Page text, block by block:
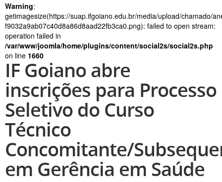
Warning:
getimagesize(https://suap.ifgoiano.edu.br/media/upload/chamado/
f9032a9ab07c40d8a86d8aad22fb3ca0.png): failed to open stream:
operation failed in
/var/www/joomla/home/plugins/content/social2s/social2s.php
on line 1660
IF Goiano abre
inscrições para Processo
Seletivo do Curso
Técnico
Concomitante/
em Gerência em Saúde